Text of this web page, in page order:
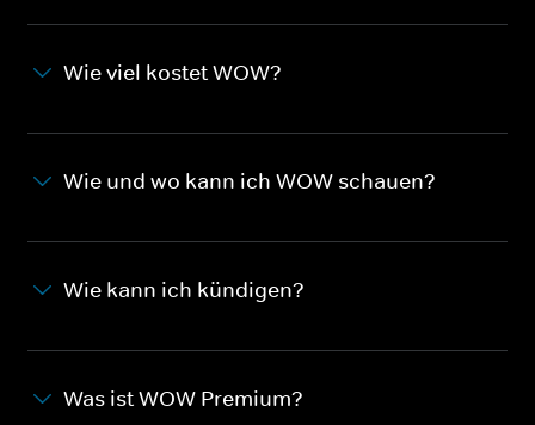
Wie viel kostet WOW?
Wie und wo kann ich WOW schauen?
Wie kann ich kündigen?
Was ist WOW Premium?